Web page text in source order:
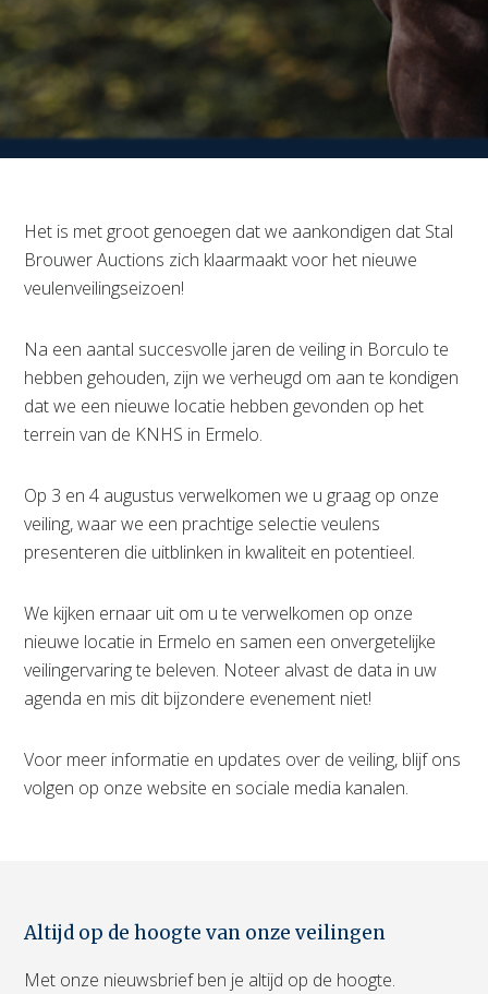
Het is met groot genoegen dat we aankondigen dat Stal
Brouwer Auctions zich klaarmaakt voor het nieuwe
veulenveilingseizoen!
Na een aantal succesvolle jaren de veiling in Borculo te
hebben gehouden, zijn we verheugd om aan te kondigen
dat we een nieuwe locatie hebben gevonden op het
terrein van de KNHS in Ermelo.
Op 3 en 4 augustus verwelkomen we u graag op onze
veiling, waar we een prachtige selectie veulens
presenteren die uitblinken in kwaliteit en potentieel.
We kijken ernaar uit om u te verwelkomen op onze
nieuwe locatie in Ermelo en samen een onvergetelijke
veilingervaring te beleven. Noteer alvast de data in uw
agenda en mis dit bijzondere evenement niet!
Voor meer informatie en updates over de veiling, blijf ons
volgen op onze website en sociale media kanalen.
Altijd op de hoogte van onze veilingen
Met onze nieuwsbrief ben je altijd op de hoogte.